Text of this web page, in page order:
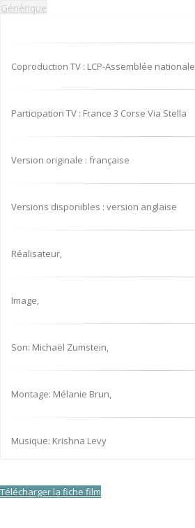
Générique
Coproduction TV : LCP-Assemblée nationale
Participation TV : France 3 Corse Via Stella
Version originale : française
Versions disponibles : version anglaise
Réalisateur,
Image,
Son: Michaël Zumstein,
Montage: Mélanie Brun,
Musique: Krishna Levy
Télécharger la fiche film